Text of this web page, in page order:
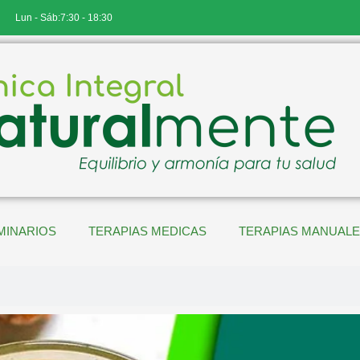
Lun - Sáb:7:30 - 18:30
TERAPIAS MEDICAS TERAPIAS